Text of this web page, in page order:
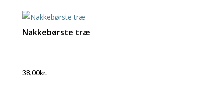
Nakkebørste træ
38,00kr.